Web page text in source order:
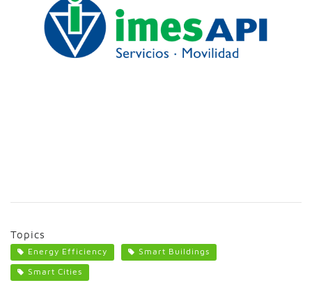
Topics
Energy Efficiency
Smart Buildings
Smart Cities